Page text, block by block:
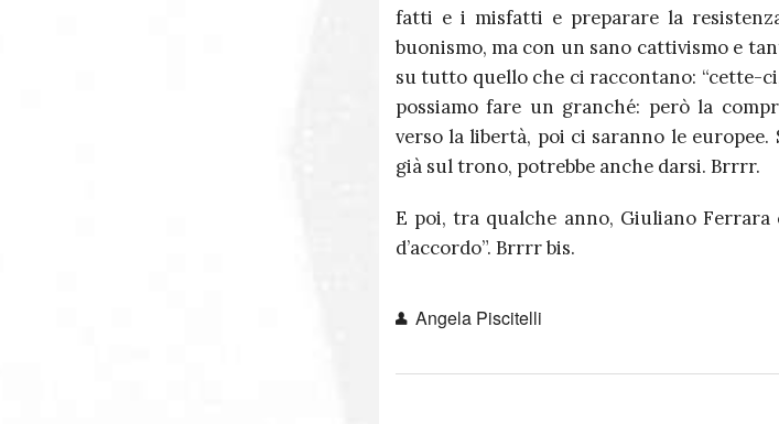
fatti e i misfatti e preparare la
buonismo, ma con un sano cattivismo e
su tutto quello che ci raccontano: “cette-ci,
possiamo fare un granché: però la
verso la libertà, poi ci saranno le
già sul trono, potrebbe anche darsi. Brrrr.
E poi, tra qualche anno, Giuliano
d’accordo”. Brrrr bis.
Angela Piscitelli